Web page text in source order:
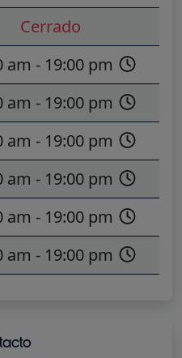
Cerrado
am - 19:00 pm
am - 19:00 pm
am - 19:00 pm
am - 19:00 pm
am - 19:00 pm
am - 19:00 pm